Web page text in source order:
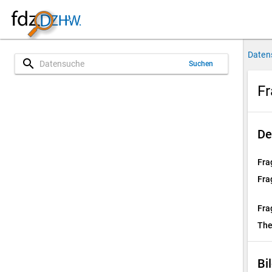
search Suchen